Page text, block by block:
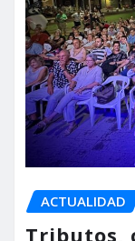
ACTUALIDAD
Tributos,